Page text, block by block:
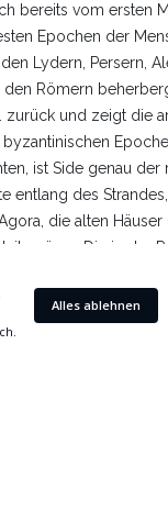
bereits vom ersten
Epochen der
Lydern, Persern,
Römern
zurück und zeigt die
ist Side genau der
entlang des
die alten
spüren. Die in der
mit ihrem Meer
perfekte Verbindung